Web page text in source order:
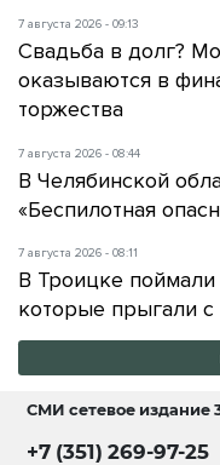
7 августа 2026 - 09:13
Свадьба в долг?
оказываются в
торжества
7 августа 2026 - 08:44
В Челябинской
«Беспилотная
7 августа 2026 - 08:11
В Троицке
которые прыгали с
СМИ сетевое издание
+7 (351) 269-97-25